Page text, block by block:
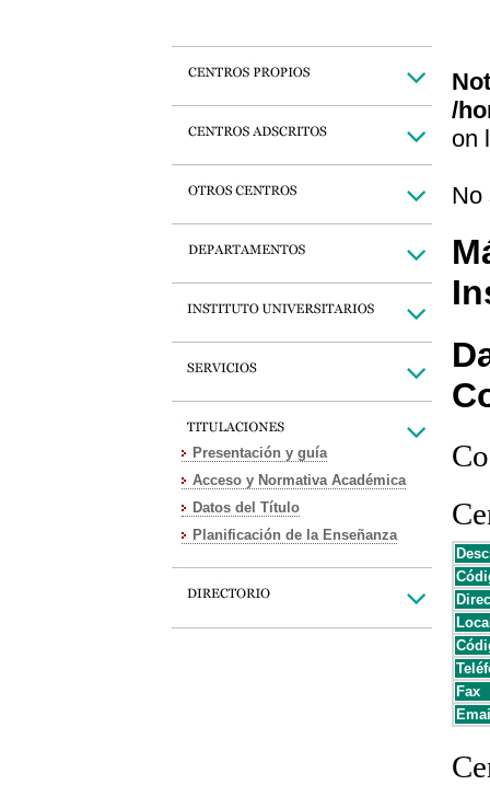
Presentación y guía
Acceso y Normativa Académica
Datos del Título
Planificación de la Enseñanza
/
on
No
Fax